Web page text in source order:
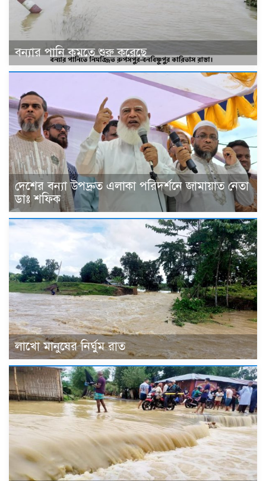
বন্যার পানি কমতে শুরু করেছে
দেশের বন্যা উপদ্রুত এলাকা পরিদর্শনে জামায়াত নেতা
ডাঃ শফিক
লাখো মানুষের নির্ঘুম রাত